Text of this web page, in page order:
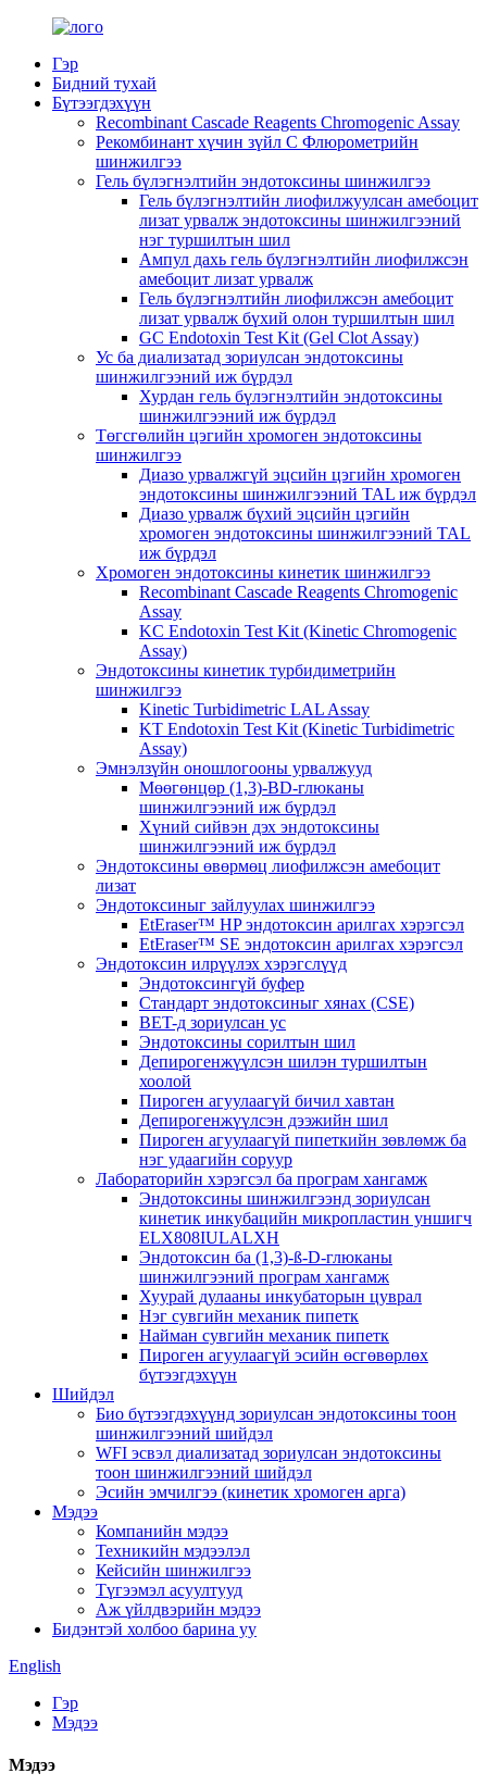
Гэр
Бидний тухай
Бүтээгдэхүүн
Recombinant Cascade Reagents Chromogenic Assay
Рекомбинант хүчин зүйл C Флюрометрийн
шинжилгээ
Гель бүлэгнэлтийн эндотоксины шинжилгээ
Гель бүлэгнэлтийн лиофилжуулсан амебоцит
лизат урвалж эндотоксины шинжилгээний
нэг туршилтын шил
Ампул дахь гель бүлэгнэлтийн лиофилжсэн
амебоцит лизат урвалж
Гель бүлэгнэлтийн лиофилжсэн амебоцит
лизат урвалж бүхий олон туршилтын шил
GC Endotoxin Test Kit (Gel Clot Assay)
Ус ба диализатад зориулсан эндотоксины
шинжилгээний иж бүрдэл
Хурдан гель бүлэгнэлтийн эндотоксины
шинжилгээний иж бүрдэл
Төгсгөлийн цэгийн хромоген эндотоксины
шинжилгээ
Диазо урвалжгүй эцсийн цэгийн хромоген
эндотоксины шинжилгээний TAL иж бүрдэл
Диазо урвалж бүхий эцсийн цэгийн
хромоген эндотоксины шинжилгээний TAL
иж бүрдэл
Хромоген эндотоксины кинетик шинжилгээ
Recombinant Cascade Reagents Chromogenic
Assay
KC Endotoxin Test Kit (Kinetic Chromogenic
Assay)
Эндотоксины кинетик турбидиметрийн
шинжилгээ
Kinetic Turbidimetric LAL Assay
KT Endotoxin Test Kit (Kinetic Turbidimetric
Assay)
Эмнэлзүйн оношлогооны урвалжууд
Мөөгөнцөр (1,3)-BD-глюканы
шинжилгээний иж бүрдэл
Хүний сийвэн дэх эндотоксины
шинжилгээний иж бүрдэл
Эндотоксины өвөрмөц лиофилжсэн амебоцит
лизат
Эндотоксиныг зайлуулах шинжилгээ
EtEraser™ HP эндотоксин арилгах хэрэгсэл
EtEraser™ SE эндотоксин арилгах хэрэгсэл
Эндотоксин илрүүлэх хэрэгслүүд
Эндотоксингүй буфер
Стандарт эндотоксиныг хянах (CSE)
BET-д зориулсан ус
Эндотоксины сорилтын шил
Депирогенжүүлсэн шилэн туршилтын
хоолой
Пироген агуулаагүй бичил хавтан
Депирогенжүүлсэн дээжийн шил
Пироген агуулаагүй пипеткийн зөвлөмж ба
нэг удаагийн соруур
Лабораторийн хэрэгсэл ба програм хангамж
Эндотоксины шинжилгээнд зориулсан
кинетик инкубацийн микропластин уншигч
ELX808IULALXH
Эндотоксин ба (1,3)-ß-D-глюканы
шинжилгээний програм хангамж
Хуурай дулааны инкубаторын цуврал
Нэг сувгийн механик пипетк
Найман сувгийн механик пипетк
Пироген агуулаагүй эсийн өсгөвөрлөх
бүтээгдэхүүн
Шийдэл
Био бүтээгдэхүүнд зориулсан эндотоксины тоон
шинжилгээний шийдэл
WFI эсвэл диализатад зориулсан эндотоксины
тоон шинжилгээний шийдэл
Эсийн эмчилгээ (кинетик хромоген арга)
Мэдээ
Компанийн мэдээ
Техникийн мэдээлэл
Кейсийн шинжилгээ
Түгээмэл асуултууд
Аж үйлдвэрийн мэдээ
Бидэнтэй холбоо барина уу
English
Гэр
Мэдээ
Мэдээ